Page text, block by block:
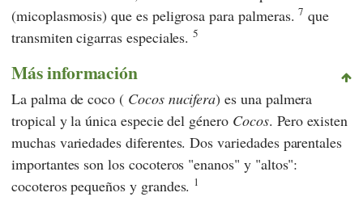
(micoplasmosis) que es peligrosa para palmeras.7 que
transmiten cigarras especiales.5
Más información
La palma de coco ( Cocos nucifera) es una palmera
tropical y la única especie del género Cocos. Pero existen
muchas variedades diferentes. Dos variedades parentales
importantes son los cocoteros "enanos" y "altos":
cocoteros pequeños y grandes. 1